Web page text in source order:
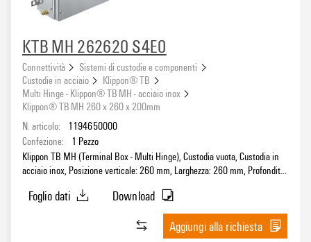
KTB MH 262620 S4E0
Connettività
Sistemi di custodie e componenti
Custodie in acciaio
Klippon® TB
Multi Hinge - Klippon® TB MH - acciaio inox
Klippon® TB MH 260 x 260 x 200mm
N. articolo:
1194650000
Confezione:
1 Pezzo
Klippon TB MH (Terminal Box - Multi Hinge), Custodia vuota, Custodia in
acciaio inox, Posizione verticale: 260 mm, Larghezza: 260 mm, Profondità:
elettrochimica, argento
Foglio dati
Download
Aggiungi alla richiesta